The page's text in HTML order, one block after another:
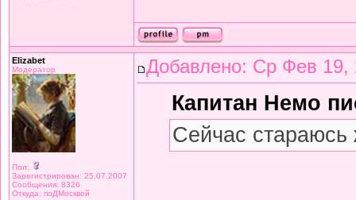
Elizabet
Модератор
Пол:
Зарегистрирован: 25.07.2007
Сообщения: 8326
Откуда: поДМосквой
Добавлено: Ср Фев 19,
Капитан Немо
Сейчас стараюсь